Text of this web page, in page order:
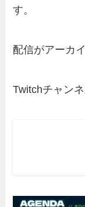
す。
配信がアーカ
Twitchチャン